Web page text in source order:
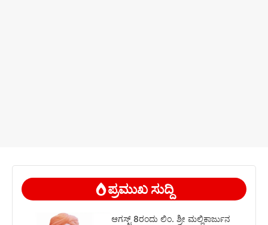
ಪ್ರಮುಖ ಸುದ್ದಿ
ಆಗಸ್ಟ್ 8ರಂದು ಲಿಂ. ಶ್ರೀ ಮಲ್ಲಿಕಾರ್ಜುನ